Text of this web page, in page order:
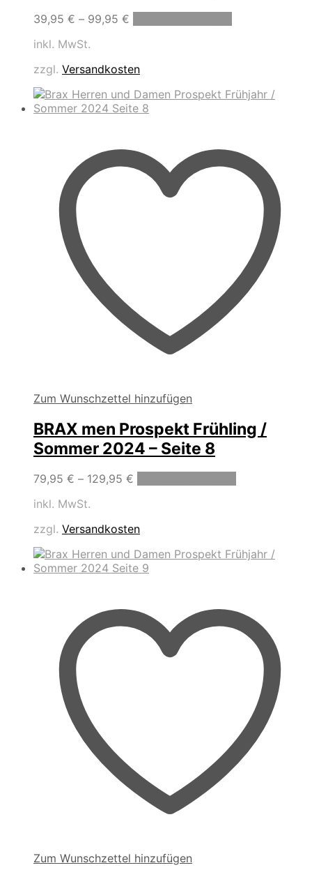
39,95 € – 99,95 €
inkl. MwSt.
zzgl. Versandkosten
Zum Wunschzettel hinzufügen
BRAX men Prospekt Frühling /
Sommer 2024 – Seite 8
79,95 € – 129,95 €
inkl. MwSt.
zzgl. Versandkosten
Zum Wunschzettel hinzufügen